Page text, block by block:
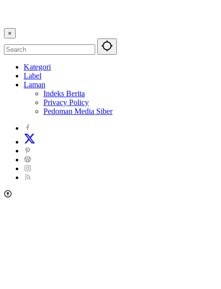
×
Kategori
Label
Laman
Indeks Berita
Privacy Policy
Pedoman Media Siber